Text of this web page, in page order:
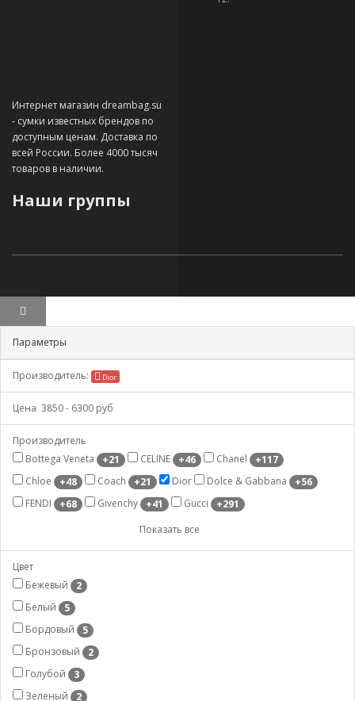
Интернет магазин dreambag.su
- сумки известных брендов по
доступным ценам. Доставка по
всей России. Более 4000 тысяч
товаров в наличии.
Наши группы
Параметры
Производитель: Dior
Цена 3850- 6300 руб
Производитель
Bottega Veneta
+21 CELINE +46 Chanel
+117
Chloe
+48 Coach +21 Dior Dolce & Gabbana
+56
FENDI
+68 Givenchy +41 Gucci
+291
Показать все
Цвет
Бежевый
2
Белый
5
Бордовый
5
Бронзовый
2
Голубой
3
Зеленый
2